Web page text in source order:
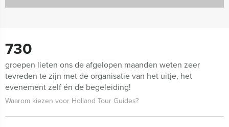
730
groepen lieten ons de afgelopen maanden weten zeer
tevreden te zijn met de organisatie van het uitje, het
evenement zelf én de begeleiding!
Waarom kiezen voor Holland Tour Guides?